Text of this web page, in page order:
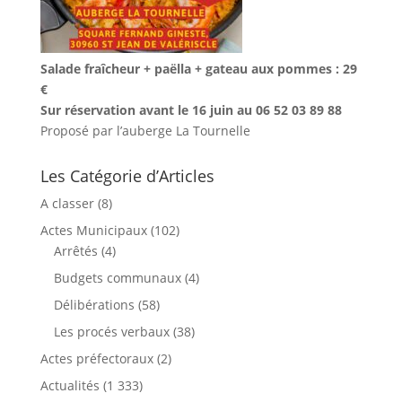
Salade fraîcheur + paëlla + gateau aux pommes : 29
€
Sur réservation avant le 16 juin au 06 52 03 89 88
Proposé par l’auberge La Tournelle
Les Catégorie d’Articles
A classer(8)
Actes Municipaux(102)
Arrêtés (4)
Budgets communaux(4)
Délibérations (58)
Les procés verbaux(38)
Actes préfectoraux(2)
Actualités (1 333)